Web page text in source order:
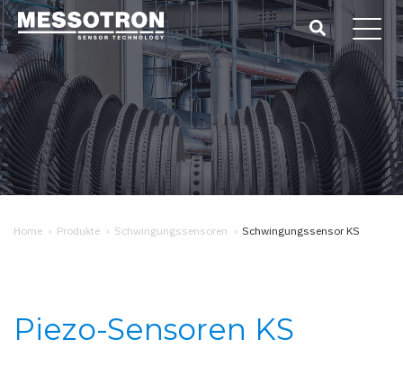
Home › Produkte › Schwingungssensoren › Schwingungssensor KS
Piezo-Sensoren KS